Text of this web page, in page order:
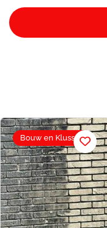
Bouw en Klussen